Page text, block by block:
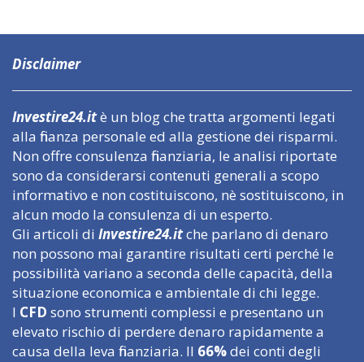
Disclaimer
Investire24.itè un blog che tratta argomenti legati
alla finanza personale ed alla gestione dei risparmi.
Non offre consulenza finanziaria, le analisi riportate
sono da considerarsi contenuti generali a scopo
informativo e non costituiscono, nè sostituiscono, in
alcun modo la consulenza di un esperto.
Gli articoli di Investire24.itche parlano di denaro
non possono mai garantire risultati certi perché le
possibilità variano a seconda delle capacità, della
situazione economica e ambientale di chi legge.
I CFD sono strumenti complessi e presentano un
elevato rischio di perdere denaro rapidamente a
causa della leva finanziaria. Il 66%dei conti degli